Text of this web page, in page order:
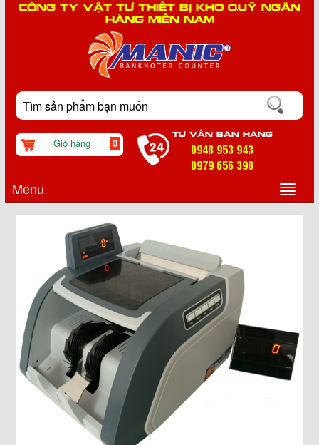
CÔNG TY VẬT TƯ THIẾT BỊ KHO QUỸ NGÂN
HÀNG MIỀN NAM
Giỏ hàng 0
TƯ VẤN BÁN HÀNG
0948 953 943
0979 656 398
Menu